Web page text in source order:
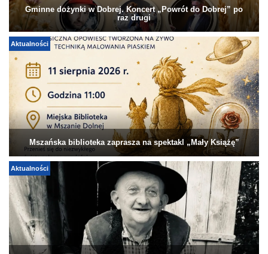
Gminne dożynki w Dobrej. Koncert „Powrót do Dobrej” po
raz drugi
Aktualności
Mszańska biblioteka zaprasza na spektakl „Mały Książę”
Aktualności